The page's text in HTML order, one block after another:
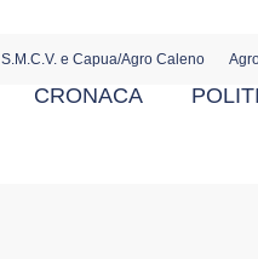
S.M.C.V. e Capua/Agro Caleno
CRONACA